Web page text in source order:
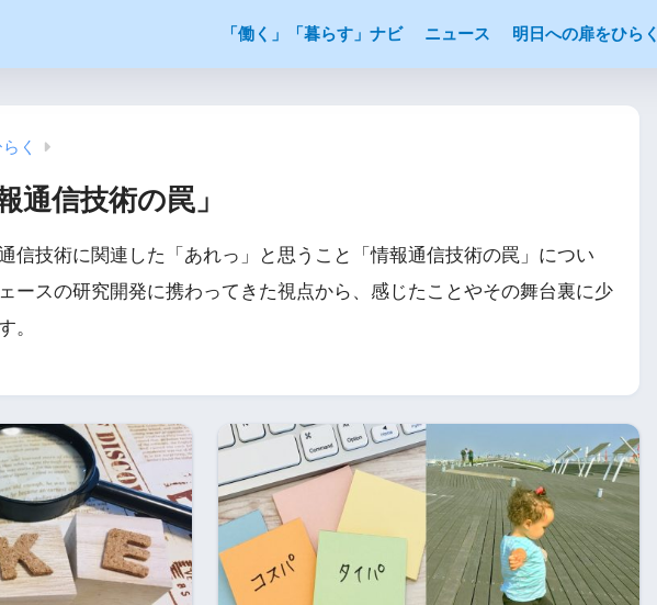
「働く」「暮らす」ナビ ニュース 明日への扉をひらく
く
通信技術の罠」
信技術に関連した「あれっ」と思うこと「情報通信技術の罠」につい
ースの研究開発に携わってきた視点から、感じたことやその舞台裏に少
。